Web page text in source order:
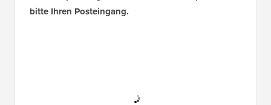
bitte Ihren Posteingang.